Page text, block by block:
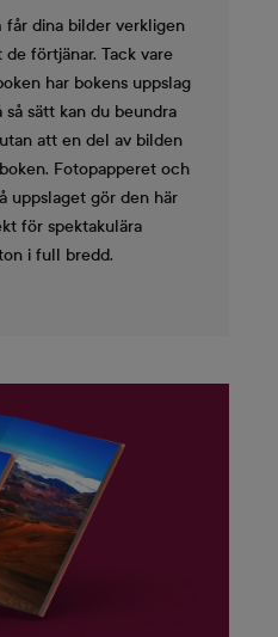
dina bilder verkligen
förtjänar. Tack vare
har bokens uppslag
sätt kan du beundra
att en del av bilden
Fotopapperet och
uppslaget gör den här
för spektakulära
i full bredd.